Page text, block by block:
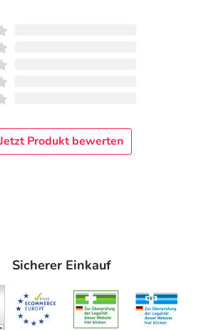
Jetzt Produkt bewerten
Sicherer Einkauf